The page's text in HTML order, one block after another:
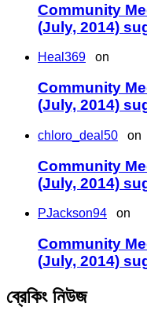
Community
(July, 2014)
Heal369 on
Community
(July, 2014)
chloro_deal50 on
Community
(July, 2014)
PJackson94 on
Community
(July, 2014)
ব্রেকিং নিউজ